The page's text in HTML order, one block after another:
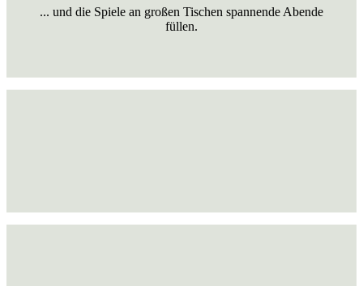
... und die Spiele an großen Tischen spannende Abende
füllen.